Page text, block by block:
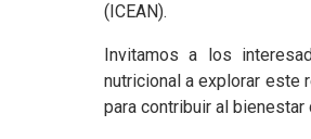
(ICEAN).
Invitamos a los
nutricional a explorar este
para contribuir al bienestar